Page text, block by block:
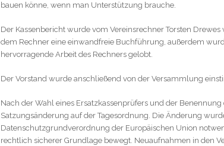
bauen könne, wenn man Unterstützung brauche.
Der Kassenbericht wurde vom Vereinsrechner Torsten
dem Rechner eine einwandfreie Buchführung, außerdem
hervorragende Arbeit des Rechners gelobt.
Der Vorstand wurde anschließend von der Versammlung
Nach der Wahl eines Ersatzkassenprüfers und der
Satzungsänderung auf der Tagesordnung. Die Änderung
Datenschutzgrundverordnung der Europäischen Union
rechtlich sicherer Grundlage bewegt. Neuaufnahmen in den